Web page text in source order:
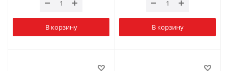
В корзину В корзину